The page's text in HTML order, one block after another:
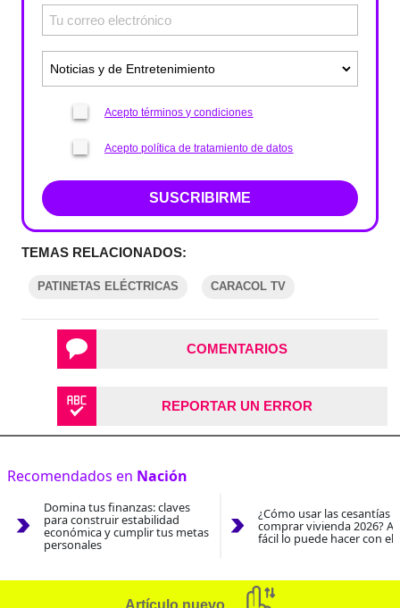
Acepto términos y condiciones
Acepto política de tratamiento de datos
SUSCRIBIRME
TEMAS RELACIONADOS:
PATINETAS ELÉCTRICAS CARACOL TV
COMENTARIOS
REPORTAR UN ERROR
Recomendados en Nación
Domina tus finanzas: claves
para construir estabilidad
económica y cumplir tus metas
personales
¿Cómo usar las cesantías
comprar vivienda 2026?
fácil lo puede hacer con el
Artículo nuevo